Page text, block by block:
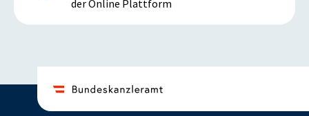
der Online Plattform
2019